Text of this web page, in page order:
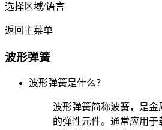
选择区域/语言
返回主菜单
波形弹簧
波形弹簧是什么？
波形弹簧简称波簧，是
的弹性元件。通常应用